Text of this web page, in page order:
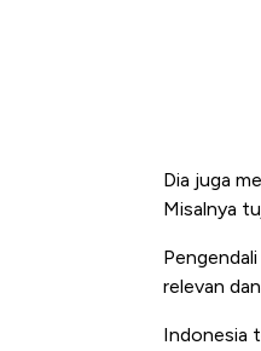
Dia juga
Misalnya
relevan
Indonesia